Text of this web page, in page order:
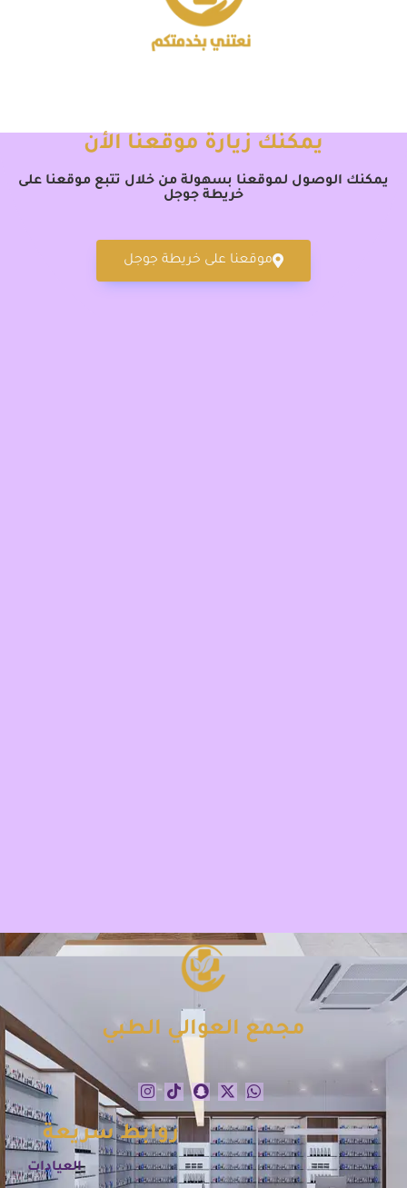
يمكنك زيارة موقعنا الأن
يمكنك الوصول لموقعنا بسهولة من خلال تتبع موقعنا على
خريطة جوجل
موقعنا على خريطة جوجل
مجمع العوالي الطبي
روابط سريعة
العيادات